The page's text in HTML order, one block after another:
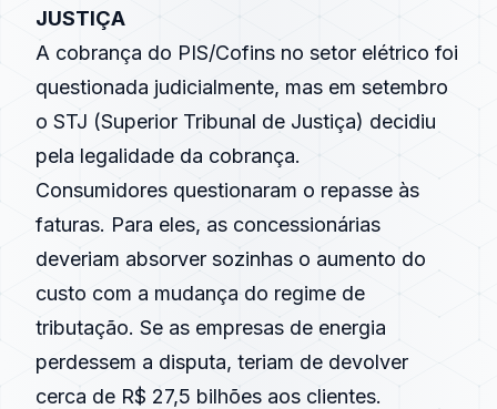
JUSTIÇA
A cobrança do PIS/Cofins no setor elétrico foi
questionada judicialmente, mas em setembro
o STJ (Superior Tribunal de Justiça) decidiu
pela legalidade da cobrança.
Consumidores questionaram o repasse às
faturas. Para eles, as concessionárias
deveriam absorver sozinhas o aumento do
custo com a mudança do regime de
tributação. Se as empresas de energia
perdessem a disputa, teriam de devolver
cerca de R$ 27,5 bilhões aos clientes.